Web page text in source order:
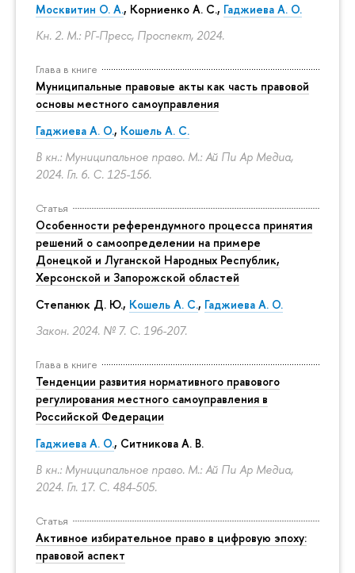
Москвитин О. А., Корниенко А. С., Гаджиева А. О.
Кн. 2. М.: РГ-Пресс, Проспект, 2024.
Глава в книге
Муниципальные правовые акты как часть правовой
основы местного самоуправления
Гаджиева А. О., Кошель А. С.
В кн.: Муниципальное право. М.: Ай Пи Ар Медиа,
2024. Гл. 6. С. 125-156.
Статья
Особенности референдумного процесса принятия
решений о самоопределении на примере
Донецкой и Луганской Народных Республик,
Херсонской и Запорожской областей
Степанюк Д. Ю., Кошель А. С., Гаджиева А. О.
Закон. 2024. № 7. С. 196-207.
Глава в книге
Тенденции развития нормативного правового
регулирования местного самоуправления в
Российской Федерации
Гаджиева А. О., Ситникова А. В.
В кн.: Муниципальное право. М.: Ай Пи Ар Медиа,
2024. Гл. 17. С. 484-505.
Статья
Активное избирательное право в цифровую эпоху:
правовой аспект